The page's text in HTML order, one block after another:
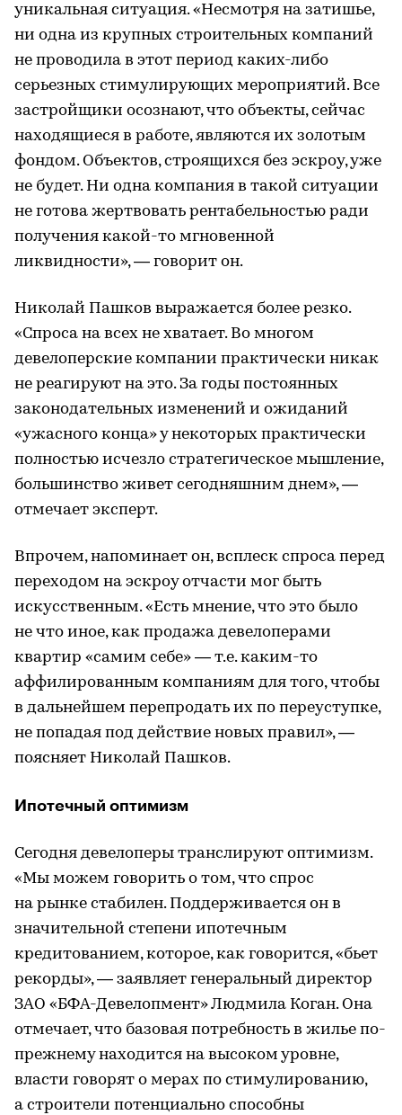
уникальная ситуация. «Несмотря на затишье,
ни одна из крупных строительных компаний
не проводила в этот период каких-либо
серьезных стимулирующих мероприятий. Все
застройщики осознают, что объекты, сейчас
находящиеся в работе, являются их золотым
фондом. Объектов, строящихся без эскроу, уже
не будет. Ни одна компания в такой ситуации
не готова жертвовать рентабельностью ради
получения какой-то мгновенной
ликвидности», — говорит он.
Николай Пашков выражается более резко.
«Спроса на всех не хватает. Во многом
девелоперские компании практически никак
не реагируют на это. За годы постоянных
законодательных изменений и ожиданий
«ужасного конца» у некоторых практически
полностью исчезло стратегическое мышление,
большинство живет сегодняшним днем», —
отмечает эксперт.
Впрочем, напоминает он, всплеск спроса перед
переходом на эскроу отчасти мог быть
искусственным. «Есть мнение, что это было
не что иное, как продажа девелоперами
квартир «самим себе» — т.е. каким-то
аффилированным компаниям для того, чтобы
в дальнейшем перепродать их по переуступке,
не попадая под действие новых правил», —
поясняет Николай Пашков.
Ипотечный оптимизм
Сегодня девелоперы транслируют оптимизм.
«Мы можем говорить о том, что спрос
на рынке стабилен. Поддерживается он в
значительной степени ипотечным
кредитованием, которое, как говорится, «бьет
рекорды», — заявляет генеральный директор
ЗАО «БФА-Девелопмент» Людмила Коган. Она
отмечает, что базовая потребность в жилье по-
прежнему находится на высоком уровне,
власти говорят о мерах по стимулированию,
а строители потенциально способны